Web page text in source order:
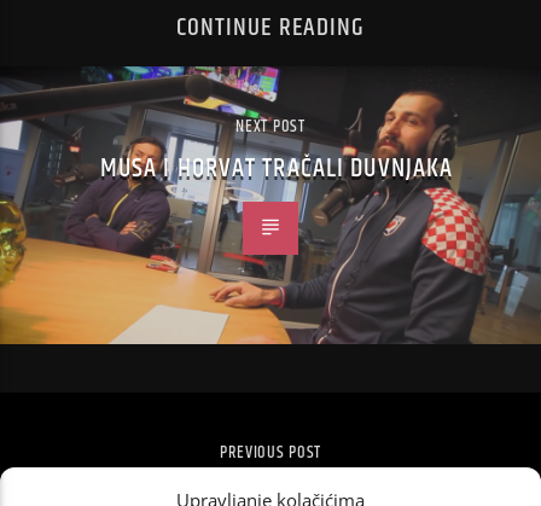
Upravljanje kolačićima
CONTINUE READING
NEXT POST
MUSA I HORVAT TRAČALI DUVNJAKA
PREVIOUS POST
POBJEDNICI GRAMMYJA